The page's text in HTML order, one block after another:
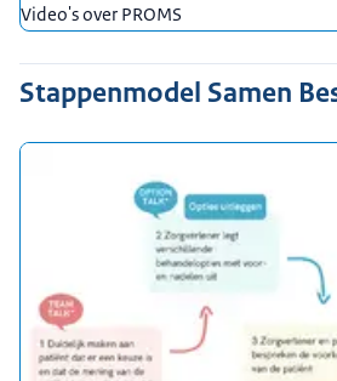
Video's over PROMS
Stappenmodel Samen